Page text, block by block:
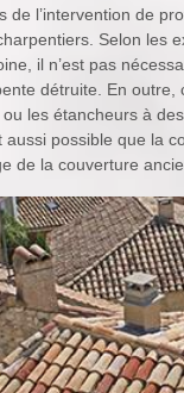
de l’intervention de
Selon les
il n’est pas
détruite. En outre,
les étancheurs à
aussi possible que la
de la couverture